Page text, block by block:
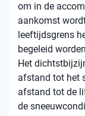
om in de
aankomst
leeftijdsgrens
begeleid
Het
afstand tot het
afstand tot de
de